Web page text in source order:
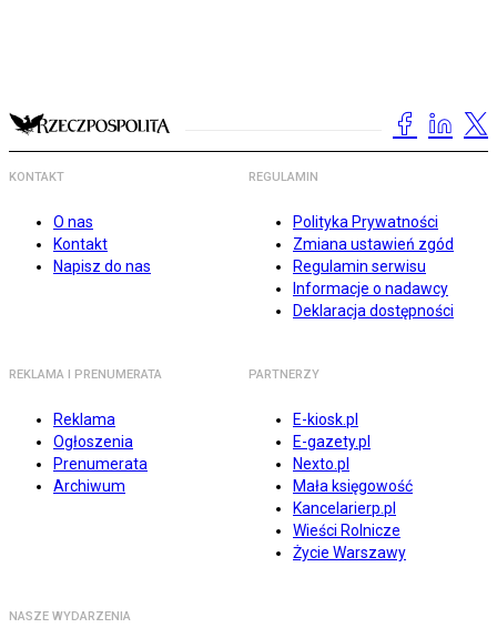
KONTAKT
O nas
Kontakt
Napisz do nas
REGULAMIN
Polityka Prywatności
Zmiana ustawień zgód
Regulamin serwisu
Informacje o nadawcy
Deklaracja dostępności
REKLAMA I PRENUMERATA
Reklama
Ogłoszenia
Prenumerata
Archiwum
PARTNERZY
E-kiosk.pl
E-gazety.pl
Nexto.pl
Mała księgowość
Kancelarierp.pl
Wieści Rolnicze
Życie Warszawy
NASZE WYDARZENIA